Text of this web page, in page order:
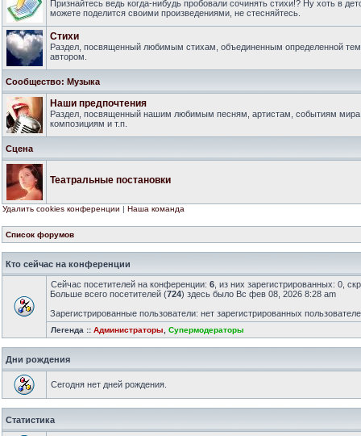
Признайтесь ведь когда-нибудь пробовали сочинять стихи!? Ну хоть в
можете поделится своими произведениями, не стесняйтесь.
Стихи
Раздел, посвященный любимым стихам, объединенным определенной
автором.
Сообщество: Музыка
Наши предпочтения
Раздел, посвященный нашим любимым песням, артистам, событиям
композициям и т.п.
Сцена
Театральные постановки
Удалить cookies конференции | Наша команда
Список форумов
Кто сейчас на конференции
Сейчас посетителей на конференции: 6 , из них зарегистрированных: 0,
Больше всего посетителей (724) здесь было Вс фев 08, 2026 8:28 am
Зарегистрированные пользователи: нет зарегистрированных
Легенда :: Администраторы Супермодераторы
Дни рождения
Сегодня нет дней рождения.
Статистика